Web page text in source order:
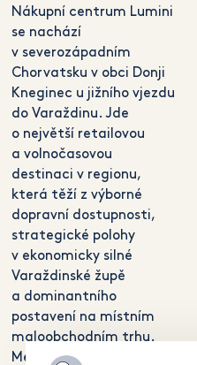
Nákupní centrum Lumini
se nachází
v severozápadním
Chorvatsku v obci Donji
Kneginec u jižního vjezdu
do Varaždinu. Jde
o největší retailovou
a volnočasovou
destinaci v regionu,
která těží z výborné
dopravní dostupnosti,
strategické polohy
v ekonomicky silné
Varaždinské župě
a dominantního
postavení na místním
maloobchodním trhu.
Mezi klíčové nájemce